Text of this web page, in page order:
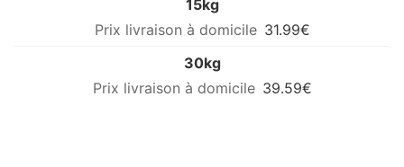
15kg
31.99€
30kg
39.59€